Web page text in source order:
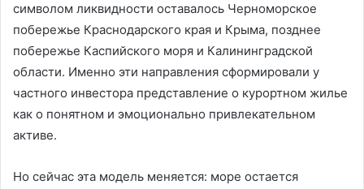
символом ликвидности оставалось Черноморское
побережье Краснодарского края и Крыма, позднее
побережье Каспийского моря и Калининградской
области. Именно эти направления сформировали у
частного инвестора представление о курортном жилье
как о понятном и эмоционально привлекательном
активе.
Но сейчас эта модель меняется: море остается